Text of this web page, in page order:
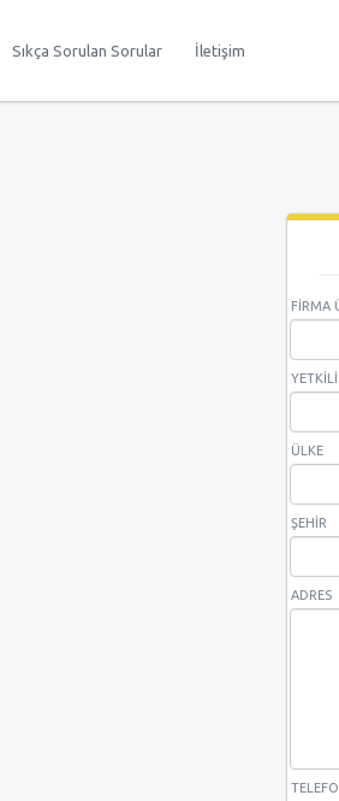
Sıkça Sorulan Sorular İletişim
FIRMA
YETKILI
ÜLKE
ŞEHIR
ADRES